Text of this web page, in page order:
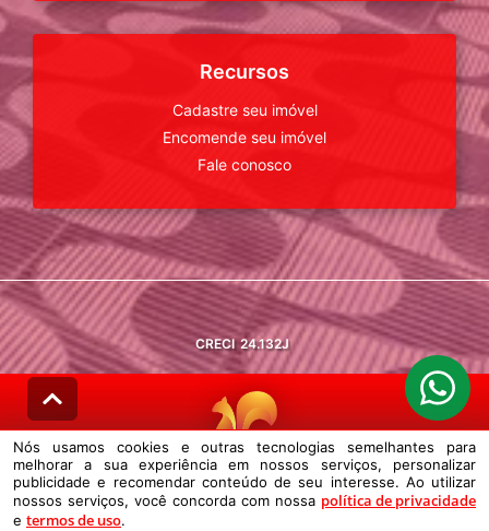
Recursos
Cadastre seu imóvel
Encomende seu imóvel
Fale conosco
CRECI 24.132J
© DESENVOLVIDO PELAAGIL.NET
Nós usamos cookies e outras tecnologias semelhantes para melhorar a
sua experiência em nossos serviços, personalizar publicidade e
Nós usamos cookies e outras tecnologias semelhantes para
melhorar a sua experiência em nossos serviços, personalizar
publicidade e recomendar conteúdo de seu interesse. Ao utilizar
nossos serviços, você concorda com nossa política de privacidade
e termos de uso.